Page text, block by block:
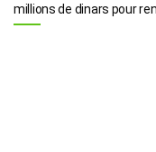
millions de dinars pour